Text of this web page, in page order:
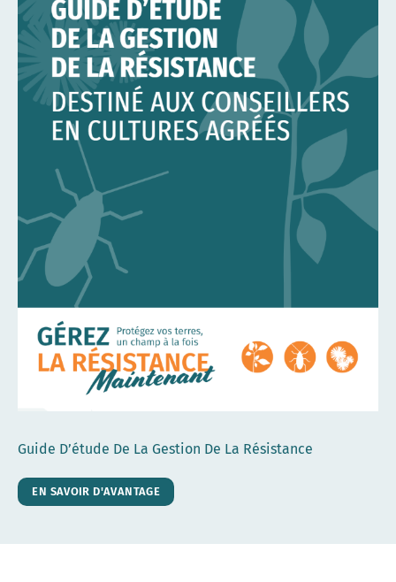
Guide D’étude De La Gestion De La Résistance
EN SAVOIR D'AVANTAGE